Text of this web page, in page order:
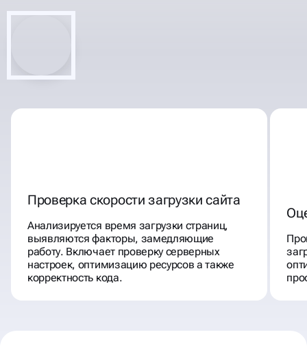
Проверка скорости загрузки сайта
Анализируется время загрузки страниц,
выявляются факторы, замедляющие
работу. Включает проверку серверных
настроек, оптимизацию ресурсов а также
корректность кода.